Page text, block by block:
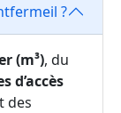
?
(m³), du
d’accès
des